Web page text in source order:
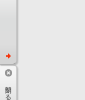
閉じる